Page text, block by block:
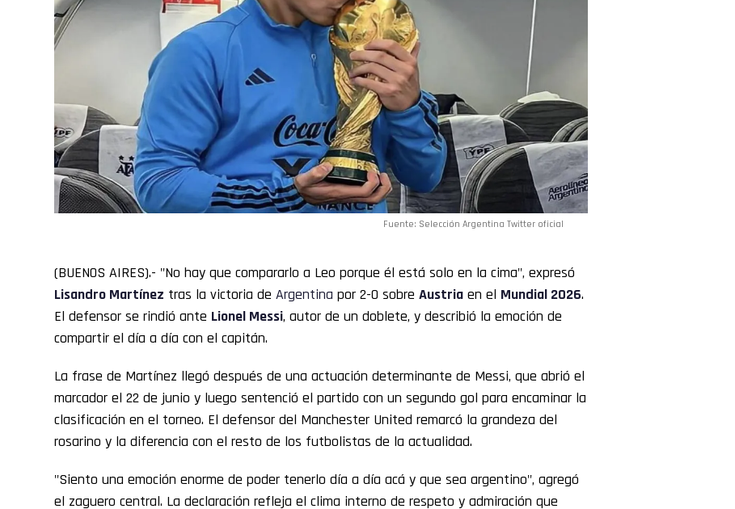
Fuente: Selección Argentina Twitter oficial
(BUENOS AIRES).- "No hay que compararlo a Leo porque él está solo en la cima", expresó
Lisandro Martínez tras la victoria de Argentina por 2-0 sobre Austria en el Mundial 2026.
El defensor se rindió ante Lionel Messi, autor de un doblete, y describió la emoción de
compartir el día a día con el capitán.
La frase de Martínez llegó después de una actuación determinante de Messi, que abrió el
marcador el 22 de junio y luego sentenció el partido con un segundo gol para encaminar la
clasificación en el torneo. El defensor del Manchester United remarcó la grandeza del
rosarino y la diferencia con el resto de los futbolistas de la actualidad.
"Siento una emoción enorme de poder tenerlo día a día acá y que sea argentino", agregó
el zaguero central. La declaración refleja el clima interno de respeto y admiración que